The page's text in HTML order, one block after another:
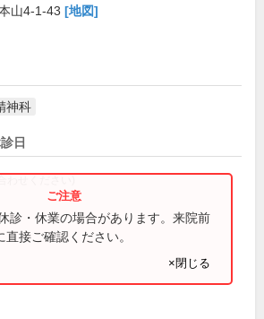
山4-1-43 [地図]
神科
日
わせください)
診・休業の場合があります。来院前
接ご確認ください。
×閉じる